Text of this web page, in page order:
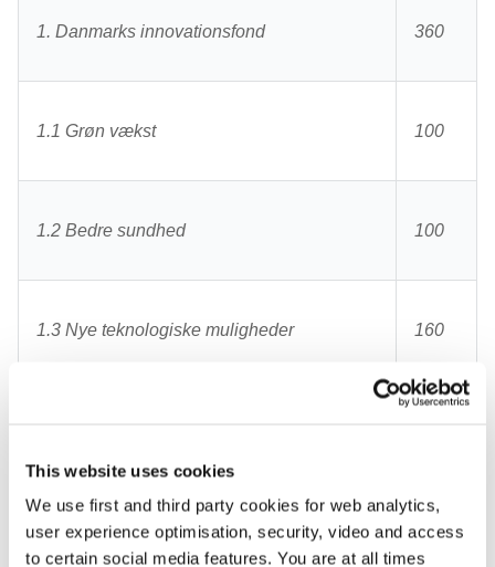
This website uses cookies
We use first and third party cookies for web analytics,
user experience optimisation, security, video and access
to certain social media features. You are at all times
1. Danmarks innovationsfond 360
1.1 Grøn vækst 100
1.2 Bedre sundhed 100
1.3 Nye teknologiske muligheder 160
2.1 Miljøteknologisk Udviklings- og